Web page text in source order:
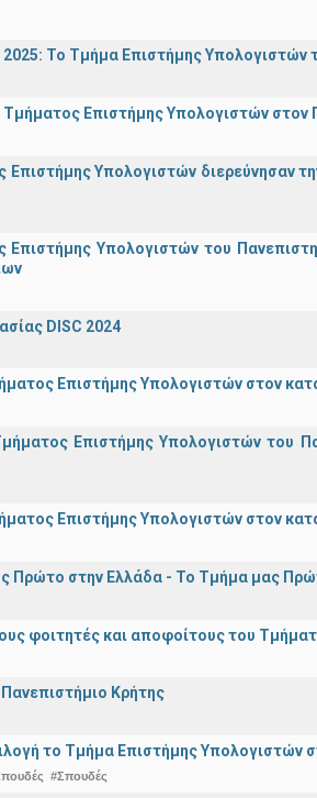
Το Τμήμα Επιστήμης Υπολογιστών
Επιστήμης Υπολογιστών
Υπολογιστών διερεύνησαν
Επιστήμης Υπολογιστών του
DISC 2024
Επιστήμης Υπολογιστών στον
Επιστήμης Υπολογιστών του
Επιστήμης Υπολογιστών στον
Πρώτο στην Ελλάδα - Το Τμήμα μας
φοιτητές και αποφοίτους του
Κρήτης
το Τμήμα Επιστήμης Υπολογιστών
#Σπουδές